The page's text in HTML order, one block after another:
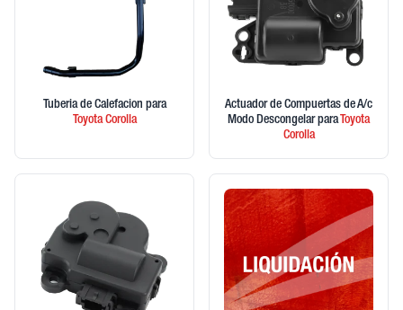
Tuberia de Calefacion para
ToyotaCorolla
Actuador de Compuertas de A/c
Modo Descongelar para Toyota
Corolla